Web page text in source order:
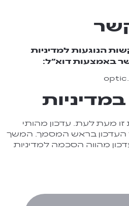
הנוגעות למדיניות
באמצעות דוא"ל:
זו מעת לעת. עדכון מהותי
העדכון בראש המסמך. המשך
מהווה הסכמה למדיניות